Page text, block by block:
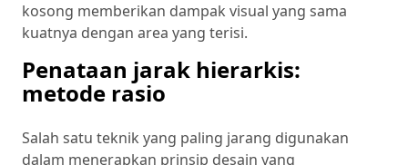
kosong memberikan dampak visual yang sama
kuatnya dengan area yang terisi.
Penataan jarak hierarkis:
metode rasio
Salah satu teknik yang paling jarang digunakan
dalam menerapkan prinsip desain yang